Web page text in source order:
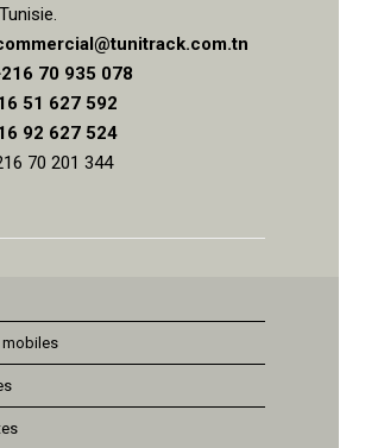
70 935 078
51 627 592
92 627 524
70 201 344
mobiles